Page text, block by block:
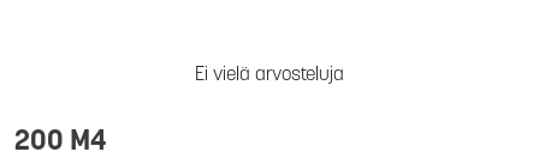
Ei vielä arvosteluja
200 M4